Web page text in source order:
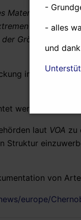
Material
Grösse von
in sechs
werden, die so
laut VOA zu
Struktur
von Arte
europe/
-
- alles
und